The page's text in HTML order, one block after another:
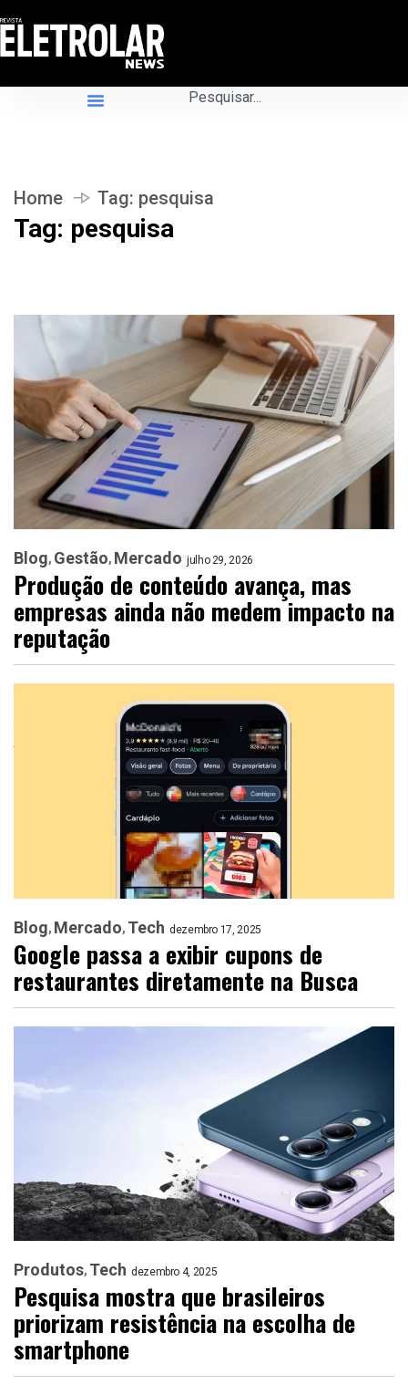
Home Tag: pesquisa
Tag: pesquisa
Blog Gestão Mercado julho 29, 2026
Produção de conteúdo avança, mas
empresas ainda não medem impacto na
reputação
Blog Mercado Tech dezembro 17, 2025
Google passa a exibir cupons de
restaurantes diretamente na Busca
Produtos Tech dezembro 4, 2025
Pesquisa mostra que brasileiros
priorizam resistência na escolha de
smartphone